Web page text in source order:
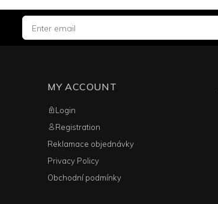
MY ACCOUNT
Login
Registration
Reklamace objednávky
Privacy Policy
Obchodní podmínky